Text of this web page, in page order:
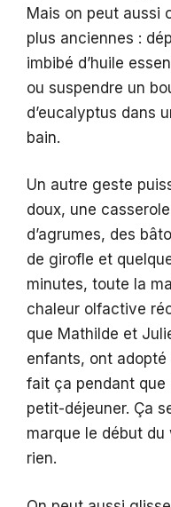
Mais on peut aussi
plus anciennes :
imbibé d’huile
ou suspendre un
d’eucalyptus dans
bain.
Un autre geste
doux, une
d’agrumes, des
de girofle et
minutes, toute la
chaleur olfactive
que Mathilde et
enfants, ont adopté
fait ça pendant que
petit-déjeuner. Ça
marque le début
rien.